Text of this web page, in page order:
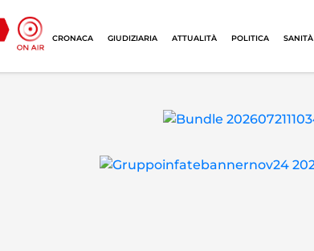
CRONACA GIUDIZIARIA ATTUALITÀ POLITICA SANITÀ